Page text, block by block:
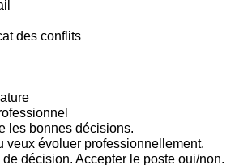
des conflits
les bonnes décisions.
veux évoluer professionnellement.
décision. Accepter le poste oui/non.